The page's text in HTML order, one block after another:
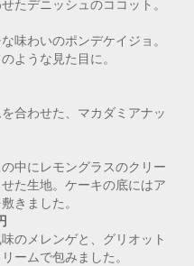
たデニッシュのココット。
味わいのポンデケイジョ。
ような見た目に。
合わせた、マカダミアナッ
中にレモングラスのクリー
た生地。ケーキの底にはア
きました。
のメレンゲと、グリオット
ームで包みました。